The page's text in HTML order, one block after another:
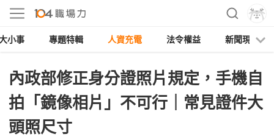
小事 專題特輯 人資充電 法令權益 新聞現場
內政部修正身分證照片規定，手機自
拍「鏡像相片」不可行｜常見證件大
頭照尺寸